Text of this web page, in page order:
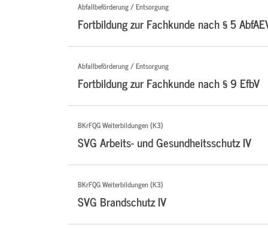
Abfallbeförderung / Entsorgung
Fortbildung zur Fachkunde nach § 5
Abfallbeförderung / Entsorgung
Fortbildung zur Fachkunde nach § 9 EfbV
BKrFQG Weiterbildungen (K3)
SVG Arbeits- und Gesundheitsschutz IV
BKrFQG Weiterbildungen (K3)
SVG Brandschutz IV